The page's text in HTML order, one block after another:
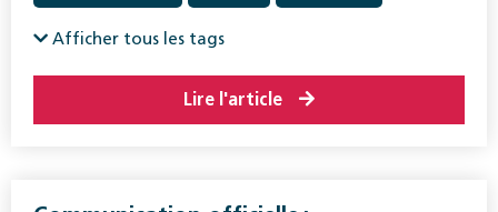
Réadaptation
Afficher tous les tags
Lire l'article